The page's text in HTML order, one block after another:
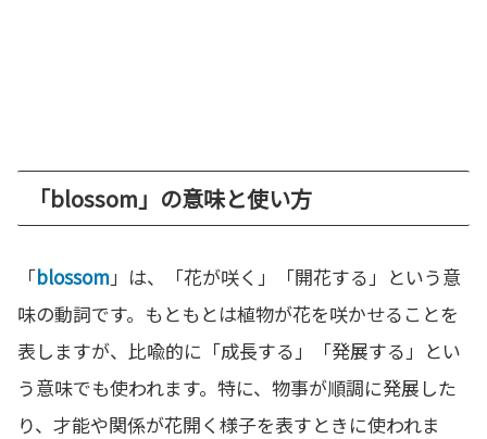
「blossom」の意味と使い方
「blossom」は、「花が咲く」「開花する」という意
味の動詞です。もともとは植物が花を咲かせることを
表しますが、比喩的に「成長する」「発展する」とい
う意味でも使われます。特に、物事が順調に発展した
り、才能や関係が花開く様子を表すときに使われま